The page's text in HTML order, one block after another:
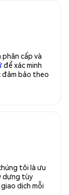
phân cấp và
để xác minh
bảo theo
tôi là ưu
dựng tùy
dịch mỗi